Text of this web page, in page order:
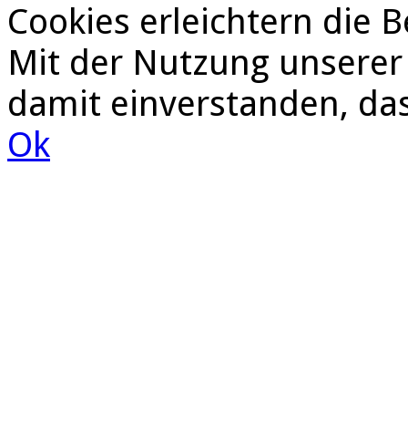
Cookies erleichtern die
Mit der Nutzung
damit einverstanden,
Ok